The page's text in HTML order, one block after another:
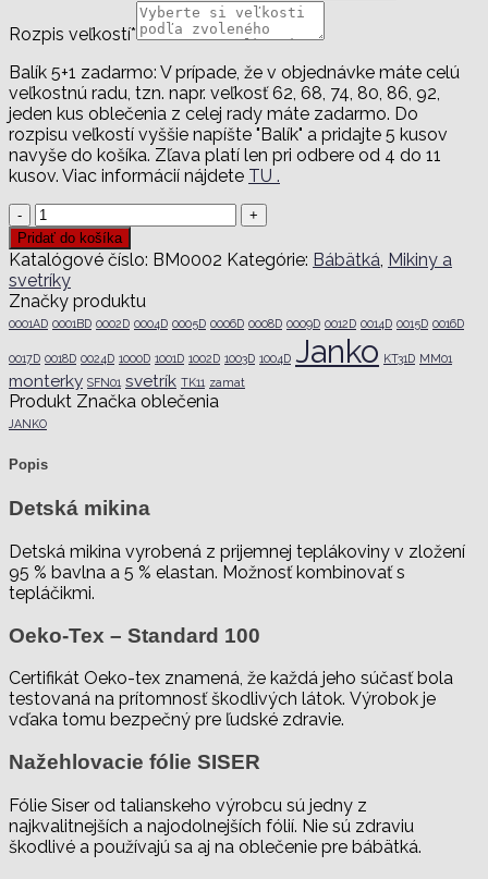
Rozpis veľkostí*
Balík 5+1 zadarmo: V prípade, že v objednávke máte celú
veľkostnú radu, tzn. napr. veľkosť 62, 68, 74, 80, 86, 92,
jeden kus oblečenia z celej rady máte zadarmo. Do
rozpisu veľkostí vyššie napíšte "Balík" a pridajte 5 kusov
navyše do košíka. Zľava platí len pri odbere od 4 do 11
kusov. Viac informácií nájdete TU .
množstvo
Detská
mikina
s
mačkami
BM0002
Pridať do košíka
Katalógové číslo: BM0002 Kategórie: Bábätká Mikiny a
svetríky
Značky produktu
0001AD 0001BD 0002D 0004D 0005D 0006D 0008D 0009D 0012D 0014D 0015D 0016D
0017D 0018D 0024D 1000D 1001D 1002D 1003D 1004D Janko KT31D MM01
monterky SFN01 svetrík TK11 zamat
Produkt Značka oblečenia
JANKO
Popis
Detská mikina
Detská mikina vyrobená z prijemnej teplákoviny v zložení
95 % bavlna a 5 % elastan. Možnosť kombinovať s
tepláčikmi.
Oeko-Tex – Standard 100
Certifikát Oeko-tex znamená, že každá jeho súčasť bola
testovaná na prítomnosť škodlivých látok. Výrobok je
vďaka tomu bezpečný pre ľudské zdravie.
Nažehlovacie fólie SISER
Fólie Siser od talianskeho výrobcu sú jedny z
najkvalitnejších a najodolnejších fólií. Nie sú zdraviu
škodlivé a používajú sa aj na oblečenie pre bábätká.